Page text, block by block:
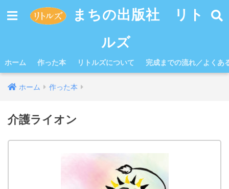
まちの出版社 リト
ルズ
ホーム 作った本 リトルズについて 完成までの流れ／よくあ
ホーム 作った本
介護ライオン